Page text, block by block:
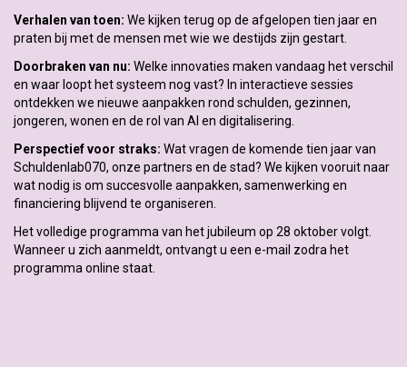
Verhalen van toen: We kijken terug op de afgelopen tien jaar en
praten bij met de mensen met wie we destijds zijn gestart.
Doorbraken van nu: Welke innovaties maken vandaag het verschil
en waar loopt het systeem nog vast? In interactieve sessies
ontdekken we nieuwe aanpakken rond schulden, gezinnen,
jongeren, wonen en de rol van AI en digitalisering.
Perspectief voor straks: Wat vragen de komende tien jaar van
Schuldenlab070, onze partners en de stad? We kijken vooruit naar
wat nodig is om succesvolle aanpakken, samenwerking en
financiering blijvend te organiseren.
Het volledige programma van het jubileum op 28 oktober volgt.
Wanneer u zich aanmeldt, ontvangt u een e-mail zodra het
programma online staat.